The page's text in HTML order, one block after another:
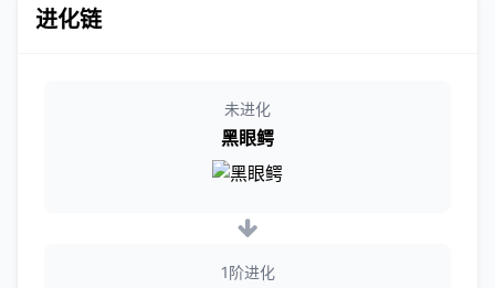
进化链
未进化
黑眼鳄
1阶进化